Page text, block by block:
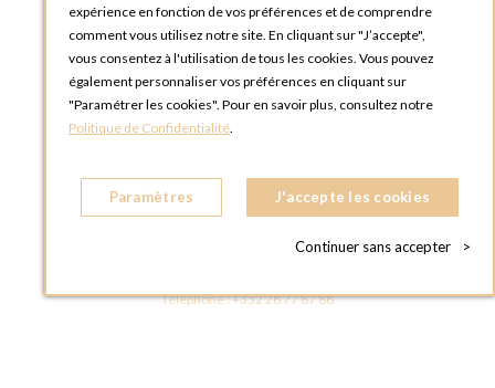
OPTIONS LUXEMBOURG
13 rue Paul Rischard
5324 Contern
LUXEMBOURG
BOUTIQUE OPTIONS LUXEMBOURG
L - 1842 HOWALD LUXEMBOURG
Téléphone :+352 28 77 87 88
expérience en fonction de vos préférences et de comprendre
comment vous utilisez notre site. En cliquant sur "J’accepte",
vous consentez à l'utilisation de tous les cookies. Vous pouvez
également personnaliser vos préférences en cliquant sur
"Paramétrer les cookies". Pour en savoir plus, consultez notre
Politique de Confidentialité.
Paramètres J'accepte les cookies
Continuer sans accepter >